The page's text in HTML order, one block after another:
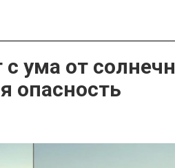
ума от
опасность